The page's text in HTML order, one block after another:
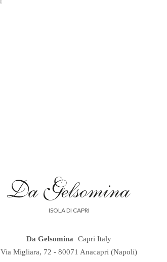
ISOLA DI CAPRI
Da Gelsomina
Capri Italy
Via Migliara, 72 - 80071 Anacapri (Napoli)